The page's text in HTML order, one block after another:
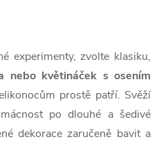
experimenty, zvolte klasiku,
nebo květináček s osením
prostě patří. Svěží
po dlouhé a šedivé
dekorace zaručeně bavit a